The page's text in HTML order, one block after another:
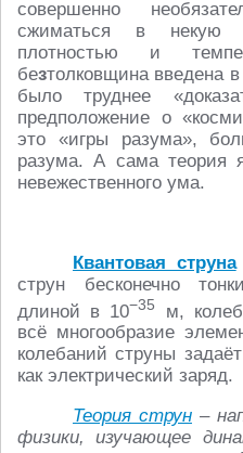
совершенно
сжиматься в некую
плотностью и
безтолковщина введена
было труднее
предположение о
это «игры разума»,
разума. А сама теория
невежественного ума.
Квантовая струна
струн бесконечно
длиной в 10−35
м,
всё многообразие
колебаний струны
как электрический заряд.
Теория струн –
физики, изучающее